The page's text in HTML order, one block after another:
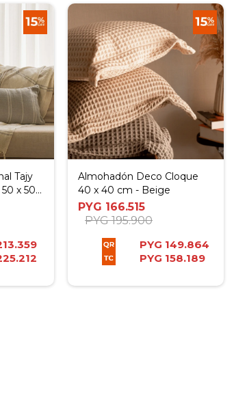
Tajy
x 50
Almohadón Deco Cloque
40 x 40 cm - Beige
PYG 166.515
PYG 195.900
PYG 149.864
PYG 158.189